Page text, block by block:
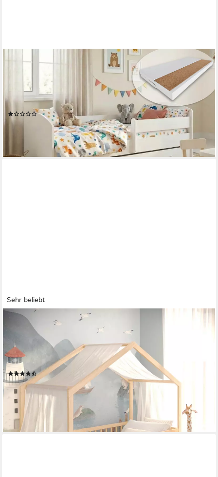
KIDS COLLECTIVE
Kinderbett 70x140 / 80x160 cm Komplettset mit Matratze &
Schublade (Bett für Jungen und Mädchen, Einzelbett für Kinder
von 2 - 10 Jahren), komplettes Set in Weiß für Jungen und
Mädchen 70x140 cm
(2)
ab 214,90 € UVP279,00 €
lieferbar - in 6-7 Werktagen bei dir
Sehr beliebt
CADANI
Kinderbett Malte Hausbett Bodenbett Rausfallschutz abnehmbar
bis 200 kg belastbar (90x200 cm, Montessori Kinder- &
Jugendbett aus Kiefer Massivholz), inkl. stabilem Roll-Lattenrost,
langfristig nutzbar, Natur
(72)
189,95 € UVP
-24%
lieferbar - in 2-3 Werktagen bei dir